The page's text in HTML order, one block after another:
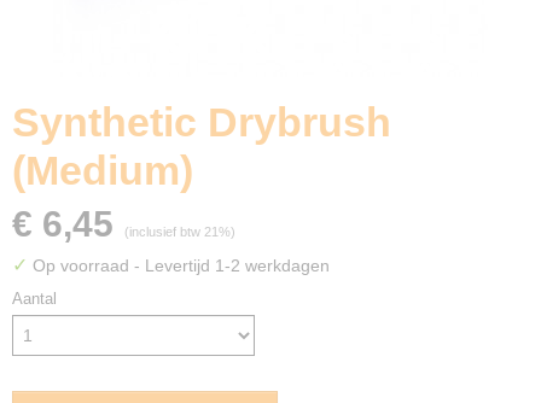
Synthetic Drybrush
(Medium)
€ 6,45 (inclusief btw 21%)
✓ Op voorraad - Levertijd 1-2 werkdagen
Aantal